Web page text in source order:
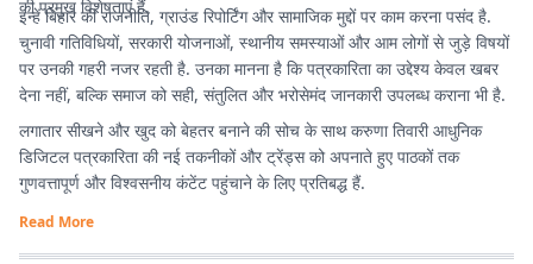
की प्रमुख विशेषताएं हैं.
इन्हें बिहार की राजनीति, ग्राउंड रिपोर्टिंग और सामाजिक मुद्दों पर काम करना पसंद है.
चुनावी गतिविधियों, सरकारी योजनाओं, स्थानीय समस्याओं और आम लोगों से जुड़े विषयों
पर उनकी गहरी नजर रहती है. उनका मानना है कि पत्रकारिता का उद्देश्य केवल खबर
देना नहीं, बल्कि समाज को सही, संतुलित और भरोसेमंद जानकारी उपलब्ध कराना भी है.
लगातार सीखने और खुद को बेहतर बनाने की सोच के साथ करुणा तिवारी आधुनिक
डिजिटल पत्रकारिता की नई तकनीकों और ट्रेंड्स को अपनाते हुए पाठकों तक
गुणवत्तापूर्ण और विश्वसनीय कंटेंट पहुंचाने के लिए प्रतिबद्ध हैं.
Read More